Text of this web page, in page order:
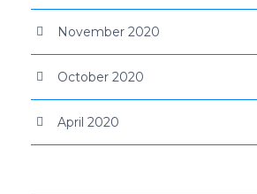
November 2020
October 2020
April 2020